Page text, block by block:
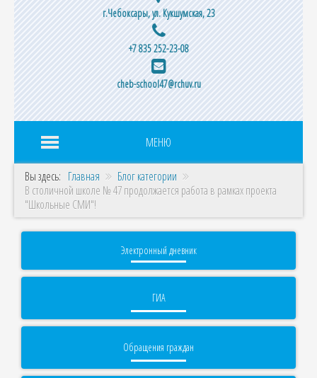
г.Чебоксары, ул. Кукшумская, 23
+7 835 252-23-08
cheb-school47@rchuv.ru
МЕНЮ
Вы здесь: Главная
Блог категории
В столичной школе № 47 продолжается работа в рамках проекта
"Школьные СМИ"!
Электронный дневник
ГИА
Обращения граждан